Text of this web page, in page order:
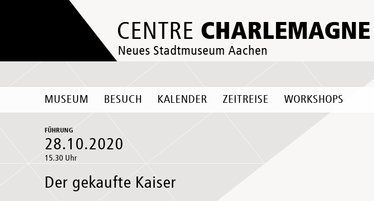
CENTRE CHARLEMAGNE
Neues Stadtmuseum Aachen
MUSEUM BESUCH KALENDER ZEITREISE WORKSHOPS
FÜHRUNG
28.10.2020
15.30 Uhr
Der gekaufte Kaiser